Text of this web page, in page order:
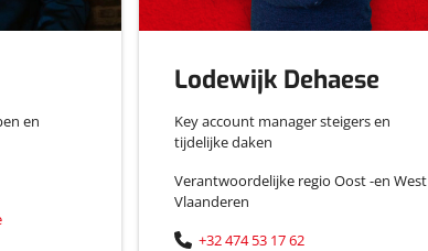
en
Lodewijk Dehaese
Key account manager steigers en
tijdelijke daken
Verantwoordelijke regio Oost -en West
Vlaanderen
+32 474 53 17 62